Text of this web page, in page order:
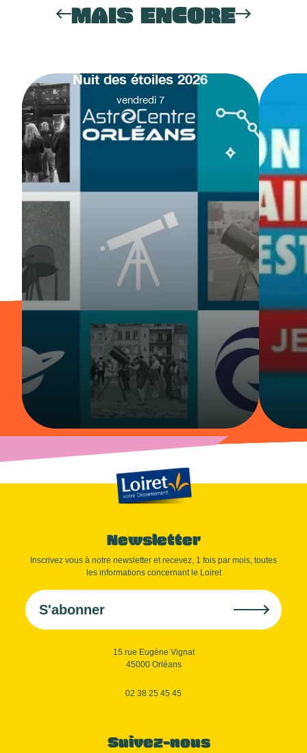
MAIS ENCORE
Nuit des étoiles 2026
vendredi 7
Newsletter
Inscrivez vous à notre newsletter et recevez, 1 fois par mois, toutes
les informations concernant le Loiret
S'abonner
15 rue Eugène Vignat
45000 Orléans
02 38 25 45 45
Suivez-nous